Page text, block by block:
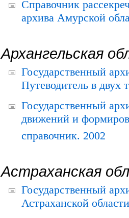
Справочник
архива Амурской
Архангельская
Государственный
Путеводитель в двух
Государственный
движений и
справочник. 2002
Астраханская
Государственный
Астраханской